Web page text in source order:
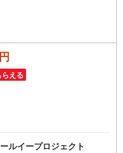
える
ルイープロジェクト